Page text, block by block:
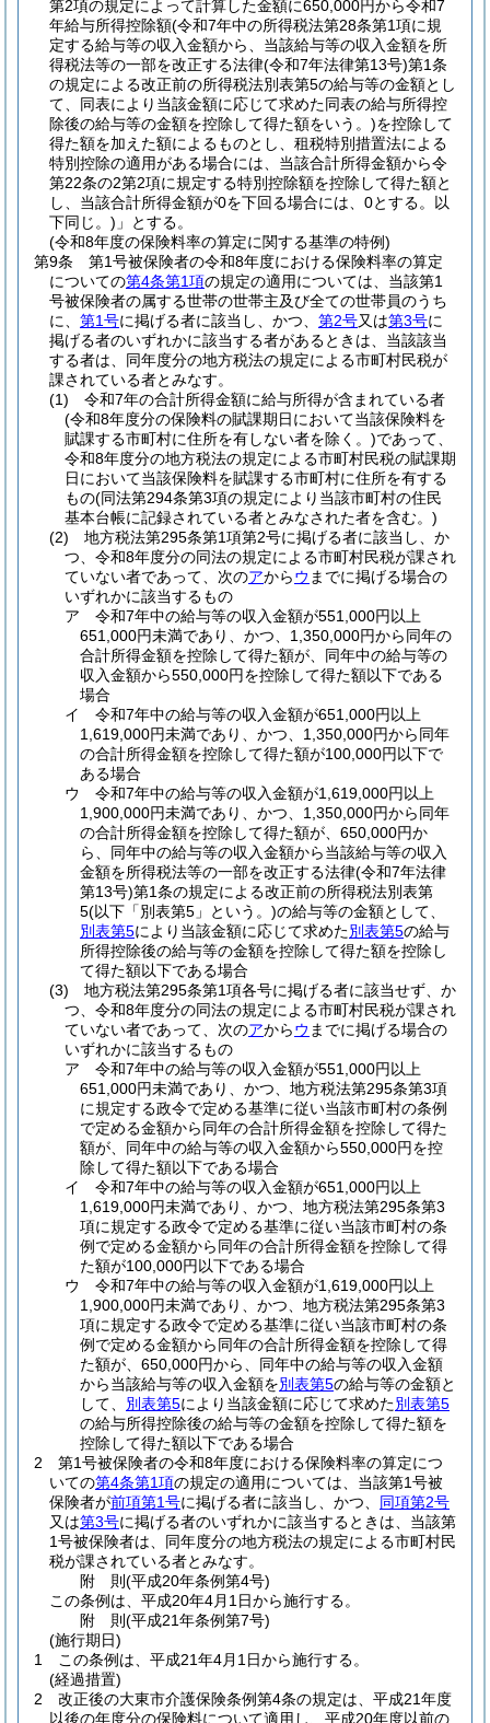
第2項の規定によって計算した金額に650,000円から令和7
年給与所得控除額(令和7年中の所得税法第28条第1項に規
定する給与等の収入金額から、当該給与等の収入金額を所
得税法等の一部を改正する法律(令和7年法律第13号)第1条
の規定による改正前の所得税法別表第5の給与等の金額とし
て、同表により当該金額に応じて求めた同表の給与所得控
除後の給与等の金額を控除して得た額をいう。)を控除して
得た額を加えた額によるものとし、租税特別措置法による
特別控除の適用がある場合には、当該合計所得金額から令
第22条の2第2項に規定する特別控除額を控除して得た額と
し、当該合計所得金額が0を下回る場合には、0とする。以
下同じ。) 」とする。
(令和8年度の保険料率の算定に関する基準の特例)
第9条
第1号被保険者の令和8年度における保険料率の算定
についての第4条第1項の規定の適用については、当該第1
号被保険者の属する世帯の世帯主及び全ての世帯員のうち
に、 第1号に掲げる者に該当し、かつ、 第2号又は第3号に
掲げる者のいずれかに該当する者があるときは、当該該当
する者は、同年度分の地方税法の規定による市町村民税が
課されている者とみなす。
(1)
令和7年の合計所得金額に給与所得が含まれている者
(令和8年度分の保険料の賦課期日において当該保険料を
賦課する市町村に住所を有しない者を除く。)であって、
令和8年度分の地方税法の規定による市町村民税の賦課期
日において当該保険料を賦課する市町村に住所を有する
もの(同法第294条第3項の規定により当該市町村の住民
基本台帳に記録されている者とみなされた者を含む。)
(2)
地方税法第295条第1項第2号に掲げる者に該当し、か
つ、令和8年度分の同法の規定による市町村民税が課され
ていない者であって、次のアからウ までに掲げる場合の
いずれかに該当するもの
ア
令和7年中の給与等の収入金額が551,000円以上
651,000円未満であり、かつ、1,350,000円から同年の
合計所得金額を控除して得た額が、同年中の給与等の
収入金額から550,000円を控除して得た額以下である
場合
イ
令和7年中の給与等の収入金額が651,000円以上
1,619,000円未満であり、かつ、1,350,000円から同年
の合計所得金額を控除して得た額が100,000円以下で
ある場合
ウ
令和7年中の給与等の収入金額が1,619,000円以上
1,900,000円未満であり、かつ、1,350,000円から同年
の合計所得金額を控除して得た額が、650,000円か
ら、同年中の給与等の収入金額から当該給与等の収入
金額を所得税法等の一部を改正する法律(令和7年法律
第13号)第1条の規定による改正前の所得税法別表第
5(以下「別表第5」という。)の給与等の金額として、
別表第5により当該金額に応じて求めた別表第5の給与
所得控除後の給与等の金額を控除して得た額を控除し
て得た額以下である場合
(3)
地方税法第295条第1項各号に掲げる者に該当せず、か
つ、令和8年度分の同法の規定による市町村民税が課され
ていない者であって、次のアからウ までに掲げる場合の
いずれかに該当するもの
ア
令和7年中の給与等の収入金額が551,000円以上
651,000円未満であり、かつ、地方税法第295条第3項
に規定する政令で定める基準に従い当該市町村の条例
で定める金額から同年の合計所得金額を控除して得た
額が、同年中の給与等の収入金額から550,000円を控
除して得た額以下である場合
イ
令和7年中の給与等の収入金額が651,000円以上
1,619,000円未満であり、かつ、地方税法第295条第3
項に規定する政令で定める基準に従い当該市町村の条
例で定める金額から同年の合計所得金額を控除して得
た額が100,000円以下である場合
ウ
令和7年中の給与等の収入金額が1,619,000円以上
1,900,000円未満であり、かつ、地方税法第295条第3
項に規定する政令で定める基準に従い当該市町村の条
例で定める金額から同年の合計所得金額を控除して得
た額が、650,000円から、同年中の給与等の収入金額
から当該給与等の収入金額を別表第5の給与等の金額と
して、 別表第5により当該金額に応じて求めた別表第5
の給与所得控除後の給与等の金額を控除して得た額を
控除して得た額以下である場合
2
第1号被保険者の令和8年度における保険料率の算定につ
いての第4条第1項の規定の適用については、当該第1号被
保険者が前項第1号に掲げる者に該当し、かつ、 同項第2号
又は第3号に掲げる者のいずれかに該当するときは、当該第
1号被保険者は、同年度分の地方税法の規定による市町村民
税が課されている者とみなす。
附 則(平成20年条例第4号)
この条例は、平成20年4月1日から施行する。
附 則(平成21年条例第7号)
(施行期日)
1
この条例は、平成21年4月1日から施行する。
(経過措置)
2
改正後の大東市介護保険条例第4条の規定は、平成21年度
以後の年度分の保険料について適用し、平成20年度以前の